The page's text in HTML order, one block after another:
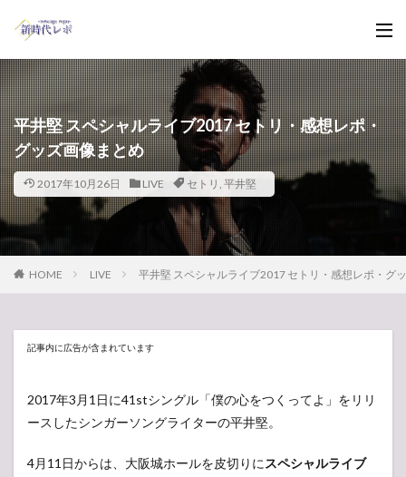
平井堅 スペシャルライブ2017 セトリ・感想レポ・
グッズ画像まとめ
2017年10月26日 LIVE セトリ , 平井堅
HOME LIVE 平井堅 スペシャルライブ2017 セトリ・感想レポ・グ
記事内に広告が含まれています
2017年3月1日に41stシングル「僕の心をつくってよ」をリリ
ースしたシンガーソングライターの平井堅。
4月11日からは、大阪城ホールを皮切りに スペシャルライブ